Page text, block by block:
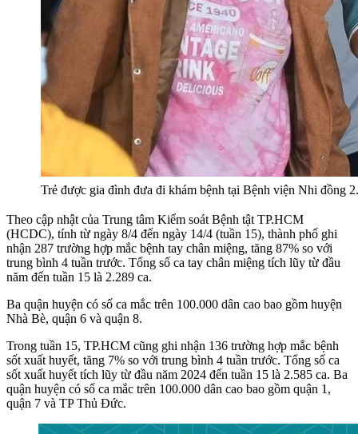
Trẻ được gia đình đưa đi khám bệnh tại Bệnh viện Nhi đồng
Theo cập nhật của Trung tâm Kiểm soát Bệnh tật TP.HCM
(HCDC), tính từ ngày 8/4 đến ngày 14/4 (tuần 15), thành phố ghi
nhận 287 trường hợp mắc bệnh tay chân miệng, tăng 87% so với
trung bình 4 tuần trước. Tổng số ca tay chân miệng tích lũy từ đầu
năm đến tuần 15 là 2.289 ca.
Ba quận huyện có số ca mắc trên 100.000 dân cao bao gồm huyện
Nhà Bè, quận 6 và quận 8.
Trong tuần 15, TP.HCM cũng ghi nhận 136 trường hợp mắc bệnh
sốt xuất huyết, tăng 7% so với trung bình 4 tuần trước. Tổng số ca
sốt xuất huyết tích lũy từ đầu năm 2024 đến tuần 15 là 2.585 ca. Ba
quận huyện có số ca mắc trên 100.000 dân cao bao gồm quận 1,
quận 7 và TP Thủ Đức.